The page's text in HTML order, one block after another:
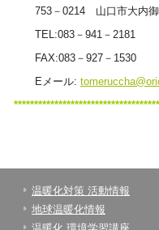
753－0214 山口市大内御
TEL:083－941－2181
FAX:083－927－1530
Eメール:
温暖化対策 活動情報
地球温暖化情報